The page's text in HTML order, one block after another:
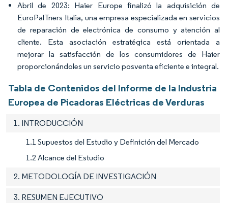
Abril de 2023: Haier Europe finalizó la adquisición de
EuroPalTners Italia, una empresa especializada en servicios
de reparación de electrónica de consumo y atención al
cliente. Esta asociación estratégica está orientada a
mejorar la satisfacción de los consumidores de Haier
proporcionándoles un servicio posventa eficiente e integral.
Tabla de Contenidos del Informe de la Industria
Europea de Picadoras Eléctricas de Verduras
1. INTRODUCCIÓN
1.1 Supuestos del Estudio y Definición del Mercado
1.2 Alcance del Estudio
2. METODOLOGÍA DE INVESTIGACIÓN
3. RESUMEN EJECUTIVO